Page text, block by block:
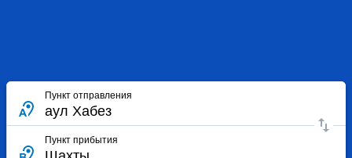
Пункт отправления
Пункт прибытия